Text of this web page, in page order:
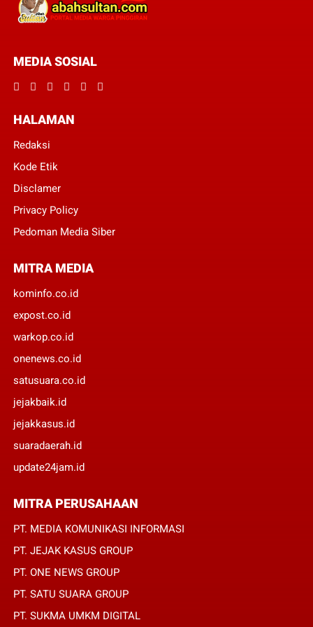
MEDIA SOSIAL
HALAMAN
Redaksi
Kode Etik
Disclamer
Privacy Policy
Pedoman Media Siber
MITRA MEDIA
kominfo.co.id
expost.co.id
warkop.co.id
onenews.co.id
satusuara.co.id
jejakbaik.id
jejakkasus.id
suaradaerah.id
update24jam.id
MITRA PERUSAHAAN
PT. MEDIA KOMUNIKASI INFORMASI
PT. JEJAK KASUS GROUP
PT. ONE NEWS GROUP
PT. SATU SUARA GROUP
PT. SUKMA UMKM DIGITAL